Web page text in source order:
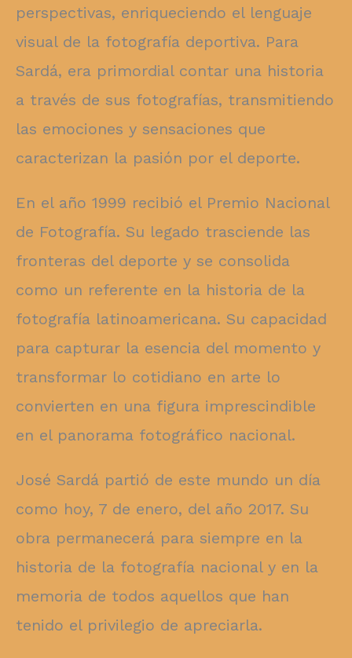
perspectivas, enriqueciendo el lenguaje
visual de la fotografía deportiva. Para
Sardá, era primordial contar una historia
a través de sus fotografías, transmitiendo
las emociones y sensaciones que
caracterizan la pasión por el deporte.
En el año 1999 recibió el Premio Nacional
de Fotografía. Su legado trasciende las
fronteras del deporte y se consolida
como un referente en la historia de la
fotografía latinoamericana. Su capacidad
para capturar la esencia del momento y
transformar lo cotidiano en arte lo
convierten en una figura imprescindible
en el panorama fotográfico nacional.
José Sardá partió de este mundo un día
como hoy, 7 de enero, del año 2017. Su
obra permanecerá para siempre en la
historia de la fotografía nacional y en la
memoria de todos aquellos que han
tenido el privilegio de apreciarla.